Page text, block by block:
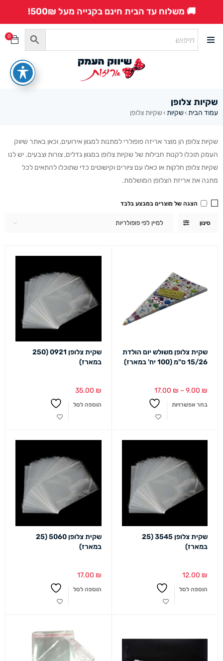
🚚 משלוח עד הבית חינם בקנייה מעל 500₪!
0
שקיות צלופן
עמוד הבית ›שקיות › שקיות צלופן
שקיות צלופן הן מוצר אריזה פופולרי למתנות למגוון אירועים, וכאן באתר שיווק
העמק תוכלו לקנות חבילות של שקיות צלופן במגוון גדלים, צורות וצבעים. יש לנו
שקיות צלופן חלקות או כאלו עם ציורים וקישוטים כדי שתוכלו להתאים לכל
מתנה את אריזת הצלופן המושלמת.
סינון למיין לפי פופולריות
הצגה של מוצרים במבצע בלבד
שקית צלופן משולש יום הולדת
15/26 ס"מ (100 יח' במארז)
9.00 ₪
–
17.00 ₪
בחר אפשרויות
שקית צלופן 0921 (250
במארז)
35.00 ₪
הוספה לסל
שקית צלופן 3545 (25
במארז)
12.00 ₪
הוספה לסל
שקית צלופן 5060 (25
במארז)
17.00 ₪
הוספה לסל